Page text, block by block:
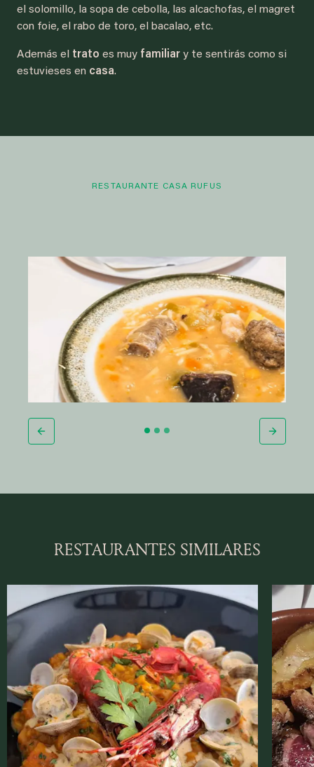
el solomillo, la sopa de cebolla, las alcachofas, el magret
con foie, el rabo de toro, el bacalao, etc.
Además el trato es muy familiar y te sentirás como si
estuvieses en casa.
RESTAURANTE CASA RUFUS
RESTAURANTES SIMILARES